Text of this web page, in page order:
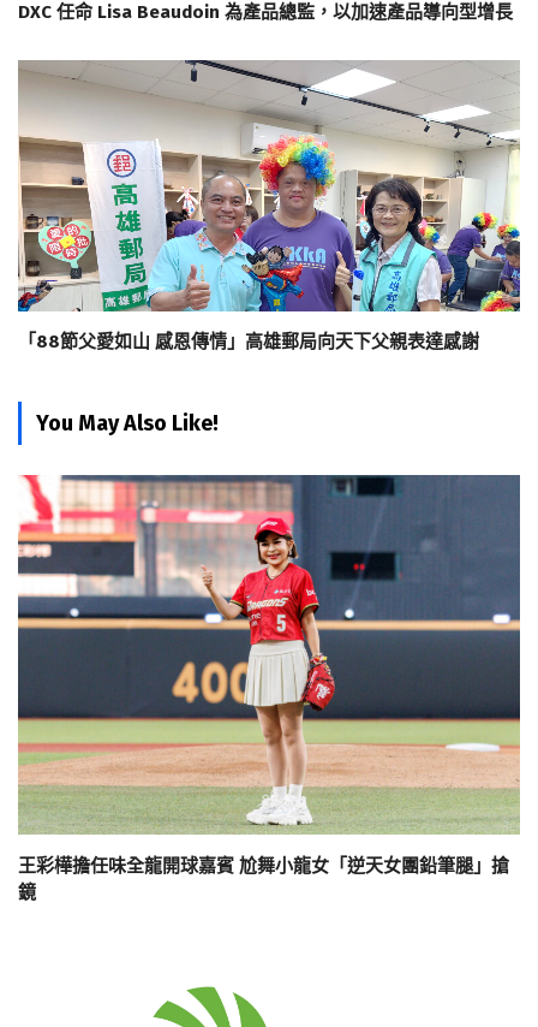
DXC 任命 Lisa Beaudoin 為產品總監，以加速產品導向型增長
「88節父愛如山 感恩傳情」高雄郵局向天下父親表達感謝
You May Also Like!
王彩樺擔任味全龍開球嘉賓 尬舞小龍女「逆天女團鉛筆腿」搶
鏡